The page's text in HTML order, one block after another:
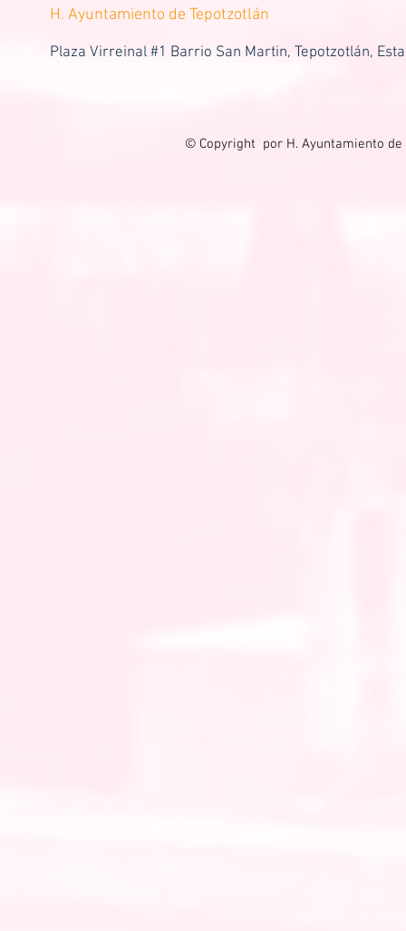
H. Ayuntamiento de Tepotzotlán
Plaza Virreinal #1 Barrio San Martin, Tepotzotlán,
© Copyright por H. Ayuntamiento de